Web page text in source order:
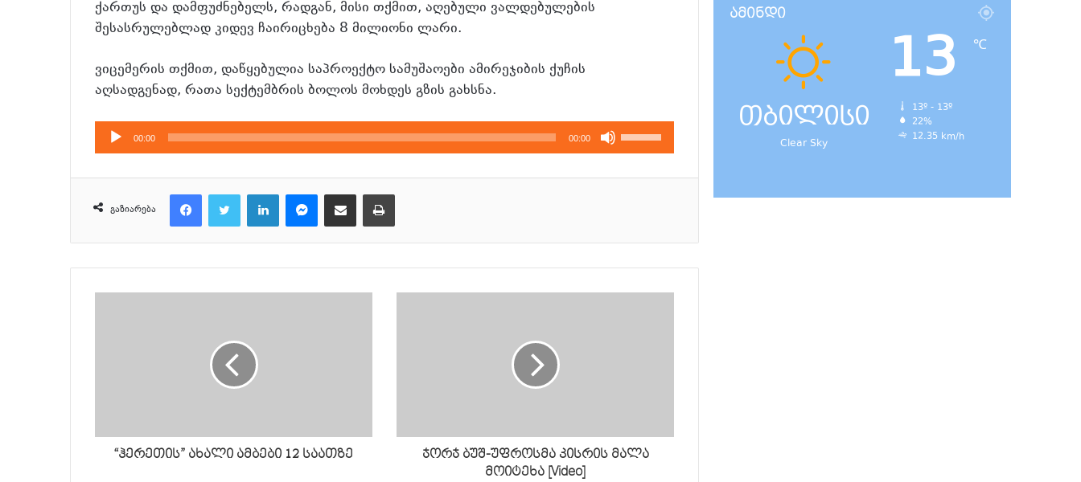
ქართუს და დამფუძნებელს, რადგან, მისი თქმით, აღებული ვალდებულების
შესასრულებლად კიდევ ჩაირიცხება 8 მილიონი ლარი.
ვიცემერის თქმით, დაწყებულია საპროექტო სამუშაოები ამირეჯიბის ქუჩის
აღსადგენად, რათა სექტემბრის ბოლოს მოხდეს გზის გახსნა.
აუდიო
დამკვრელი
00:00 00:00
გამოიყენეთ
კლავჲშები
გაზიარება
“ჰერეთის” ახალი ამბები 12 საათზე
ჯორჯ ბუშ-უფროსმა კისრის მალა
მოიტეხა [Video]
ამინდი
თბილისი
Clear Sky
13 ℃
13º - 13º
22%
12.35 km/h